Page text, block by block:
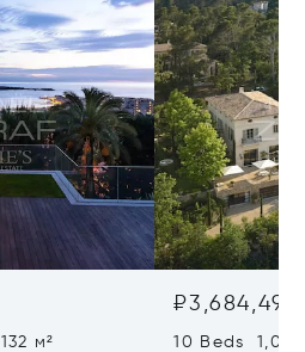
м² 10 Beds